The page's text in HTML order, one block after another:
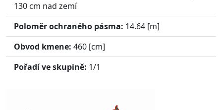
130 cm nad zemí
Poloměr ochraného pásma: 14.64 [m]
Obvod kmene: 460 [cm]
Pořadí ve skupině: 1/1